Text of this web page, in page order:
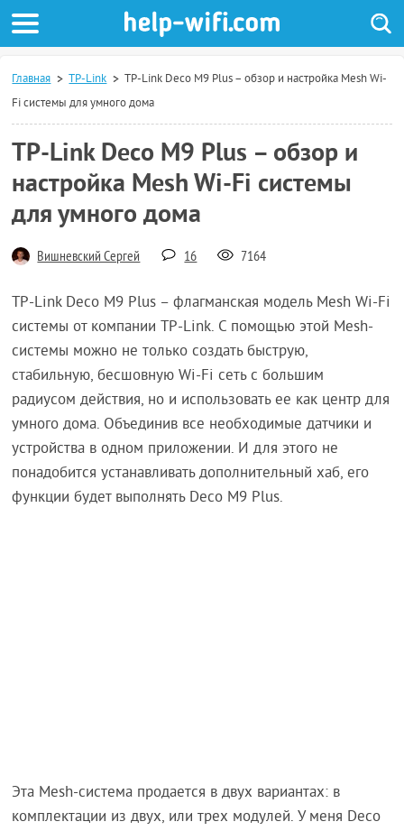
Главная TP-Link
TP-Link Deco M9 Plus – обзор и настройка Mesh Wi-
Fi системы для умного дома
TP-Link Deco M9 Plus – обзор и
настройка Mesh Wi-Fi системы
для умного дома
Вишневский Сергей 16 7164
TP-Link Deco M9 Plus – флагманская модель Mesh Wi-Fi
системы от компании TP-Link. С помощью этой Mesh-
системы можно не только создать быструю,
стабильную, бесшовную Wi-Fi сеть с большим
радиусом действия, но и использовать ее как центр для
умного дома. Объединив все необходимые датчики и
устройства в одном приложении. И для этого не
понадобится устанавливать дополнительный хаб, его
функции будет выполнять Deco M9 Plus.
Эта Mesh-система продается в двух вариантах: в
комплектации из двух, или трех модулей. У меня Deco